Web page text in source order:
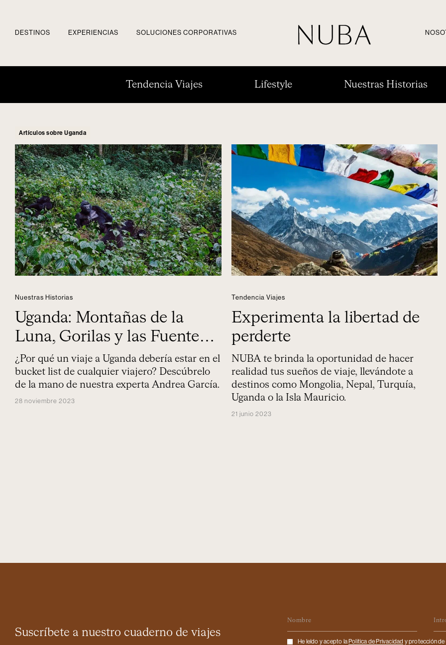
DESTINOS EXPERIENCIAS SOLUCIONES CORPORATIVAS
Tendencia Viajes Lifestyle Nuestras Historias
Artículos sobre Uganda
Nuestras Historias
Uganda: Montañas de la
Luna, Gorilas y las Fuentes
del Nilo
¿Por qué un viaje a Uganda debería estar en el
bucket list de cualquier viajero? Descúbrelo
de la mano de nuestra experta Andrea García.
28 noviembre 2023
Tendencia Viajes
Experimenta la libertad de
perderte
NUBA te brinda la oportunidad de hacer
realidad tus sueños de viaje, llevándote a
destinos como Mongolia, Nepal, Turquía,
Uganda o la Isla Mauricio.
21 junio 2023
Suscríbete a nuestro cuaderno de viajes Checkbox
He leído y acepto la Politica de Privacidad y protección de